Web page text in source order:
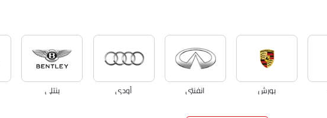
بورش انفنتي أودي بنتلي